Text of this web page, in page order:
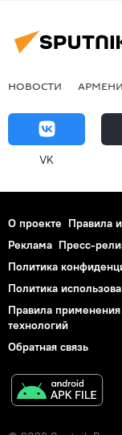
НОВОСТИ
VK
О проекте Правила
Реклама Пресс-
Политика
Политика
Правила
технологий
Обратная связь